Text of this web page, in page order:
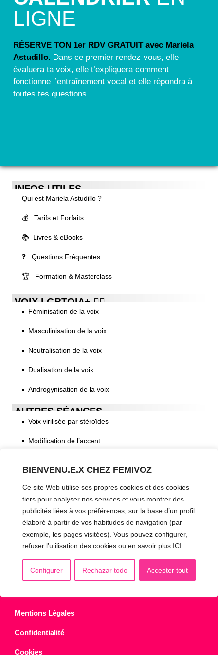
BIENVENU.E.X CHEZ FEMIVOZ
Ce site Web utilise ses propres cookies et des cookies
tiers pour analyser nos services et vous montrer des
publicités liées à vos préférences, sur la base d’un profil
élaboré à partir de vos habitudes de navigation (par
exemple, les pages visitées). Vous pouvez configurer,
refuser l’utilisation des cookies ou en savoir plus ICI.
Configurer Rechazar todo Accepter tout
LIGNE
RÉSERVE TON 1er RDV GRATUIT avec Mariela
Astudillo. Dans ce premier rendez-vous, elle
évaluera ta voix, elle t’expliquera comment
fonctionne l’entraînement vocal et elle répondra à
toutes tes questions.
INFOS UTILES
Qui est Mariela Astudillo ?
💰 Tarifs et Forfaits
📚 Livres & eBooks
❓ Questions Fréquentes
🏆 Formation & Masterclass
VOIX LGBTQIA+ 🏳️‍🌈
▪️ Féminisation de la voix
▪️ Masculinisation de la voix
▪️ Neutralisation de la voix
▪️ Dualisation de la voix
▪️ Androgynisation de la voix
AUTRES SÉANCES
▪️ Voix virilisée par stéroïdes
▪️ Modification de l’accent
CONTACT & RDV
✅ Prendre RDV en ligne
WhatsApp : +34 625 14 46 47
Mentions Légales
Confidentialité
Cookies